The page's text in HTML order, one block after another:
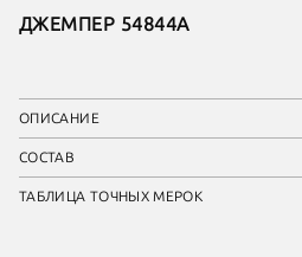
ДЖЕМПЕР 54844А
ОПИСАНИЕ
СОСТАВ
ТАБЛИЦА ТОЧНЫХ МЕРОК